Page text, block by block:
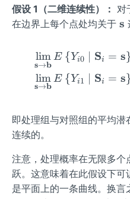
\m
ath
{A}
^
{t}
bf
{s})
假设 1（二维连续性）： 对
在边界上每个点处均关于
hb
f
s
s→b
lim E {Yi0 Si = s
s→b
lim E {Yi1 Si = s
即处理组与对照组的平均
连续的。
注意，处理概率在无限多个
跃。这意味着在此假设下
是平面上的一条曲线。换